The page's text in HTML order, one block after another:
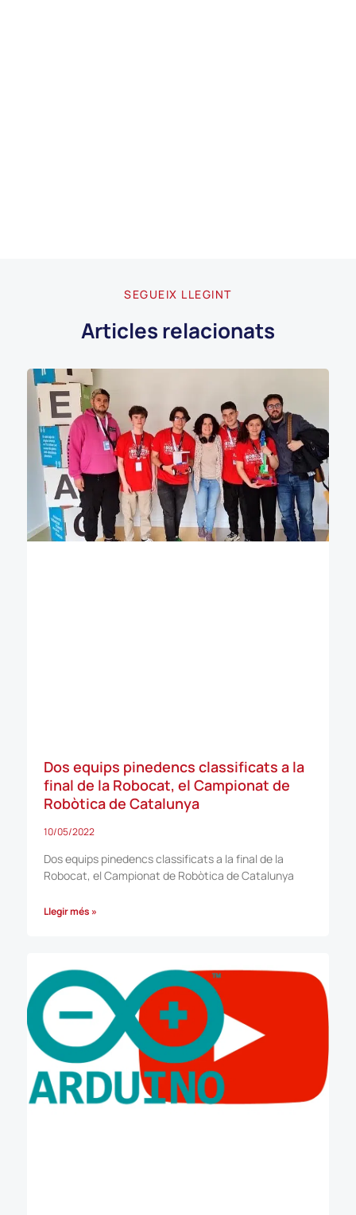
SEGUEIX LLEGINT
Articles relacionats
Dos equips pinedencs classificats a la
final de la Robocat, el Campionat de
Robòtica de Catalunya
10/05/2022
Dos equips pinedencs classificats a la final de la
Robocat, el Campionat de Robòtica de Catalunya
Llegir més »